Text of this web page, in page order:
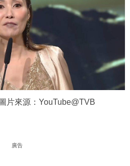
片來源：YouTube@TVB
廣告